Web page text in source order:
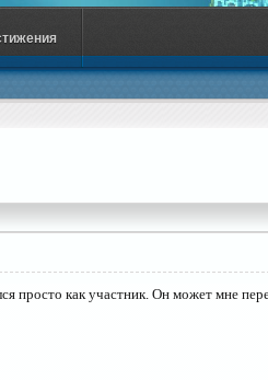
просто как участник. Он может мне